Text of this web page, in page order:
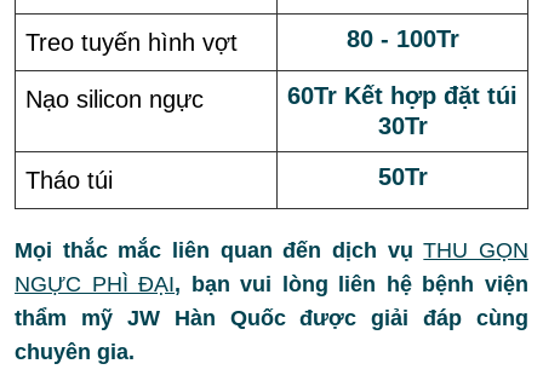
Treo tuyến hình vợt 80 - 100Tr
Nạo silicon ngực
60Tr Kết hợp đặt túi
30Tr
Tháo túi 50Tr
Mọi thắc mắc liên quan đến dịch vụTHU GỌN
NGỰC PHÌ ĐẠI, bạn vui lòng liên hệ bệnh viện
thẩm mỹ JW Hàn Quốc được giải đáp cùng
chuyên gia.